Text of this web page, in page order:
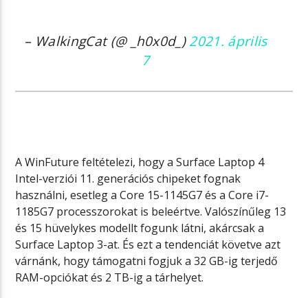
– WalkingCat (@ _h0x0d_)2021. április
7
A WinFuture feltételezi, hogy a Surface Laptop 4
Intel-verziói 11. generációs chipeket fognak
használni, esetleg a Core 15-1145G7 és a Core i7-
1185G7 processzorokat is beleértve. Valószínűleg 13
és 15 hüvelykes modellt fogunk látni, akárcsak a
Surface Laptop 3-at. És ezt a tendenciát követve azt
várnánk, hogy támogatni fogjuk a 32 GB-ig terjedő
RAM-opciókat és 2 TB-ig a tárhelyet.